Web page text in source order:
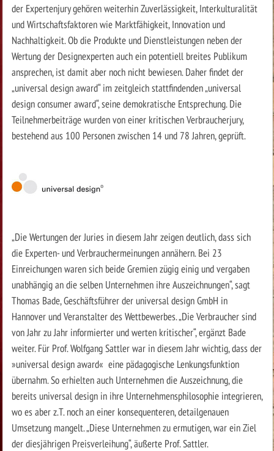
der Expertenjury gehören weiterhin Zuverlässigkeit, Interkulturalität
und Wirtschaftsfaktoren wie Marktfähigkeit, Innovation und
Nachhaltigkeit. Ob die Produkte und Dienstleistungen neben der
Wertung der Designexperten auch ein potentiell breites Publikum
ansprechen, ist damit aber noch nicht bewiesen. Daher findet der
„universal design award“ im zeitgleich stattfindenden „universal
design consumer award“, seine demokratische Entsprechung. Die
Teilnehmerbeiträge wurden von einer kritischen Verbraucherjury,
bestehend aus 100 Personen zwischen 14 und 78 Jahren, geprüft.
„Die Wertungen der Juries in diesem Jahr zeigen deutlich, dass sich
die Experten- und Verbrauchermeinungen annähern. Bei 23
Einreichungen waren sich beide Gremien zügig einig und vergaben
unabhängig an die selben Unternehmen ihre Auszeichnungen“, sagt
Thomas Bade, Geschäftsführer der universal design GmbH in
Hannover und Veranstalter des Wettbewerbes. „Die Verbraucher sind
von Jahr zu Jahr informierter und werten kritischer“, ergänzt Bade
weiter. Für Prof. Wolfgang Sattler war in diesem Jahr wichtig, dass der
»universal design award« eine pädagogische Lenkungsfunktion
übernahm. So erhielten auch Unternehmen die Auszeichnung, die
bereits universal design in ihre Unternehmensphilosophie integrieren,
wo es aber z.T. noch an einer konsequenteren, detailgenauen
Umsetzung mangelt. „Diese Unternehmen zu ermutigen, war ein Ziel
der diesjährigen Preisverleihung“, äußerte Prof. Sattler.